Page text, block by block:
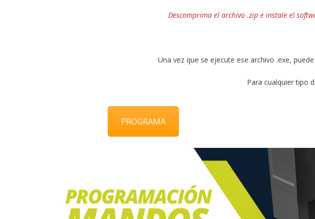
Descomprima el archivo .zip e instale el
Una vez que se ejecute ese archivo .exe,
Para cualquier tipo
PROGRAMA